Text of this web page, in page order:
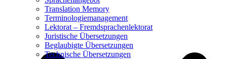
Translation Memory
Terminologiemanagement
Lektorat – Fremdsprachenlektorat
Juristische Übersetzungen
Beglaubigte Übersetzungen
Technische Übersetzungen